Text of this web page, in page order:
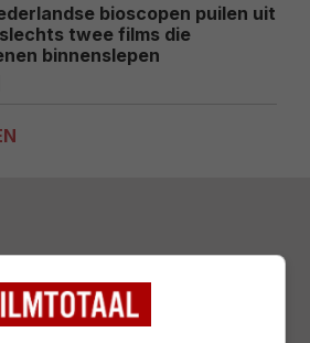
bioscopen puilen uit
twee films die
binnenslepen
'Avatar' weet James